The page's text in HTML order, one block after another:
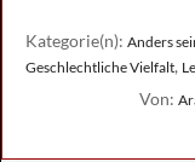
Kategorie(n): Anders
Geschlechtliche Vielfalt,
Von: